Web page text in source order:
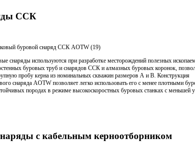
ССК
буровой снаряд ССК AOTW (19)
снаряды используются при разработке месторождений полезных
буровых труб и снарядов ССК и алмазных буровых коронок,
пробу керна из номинальных скважин размеров А и В. Конструкция
снаряда AOTW позволяет легко использовать его с менее плотными
породах в режиме высокоскоростных буровых станках с меньшей
с кабельным керноотборником